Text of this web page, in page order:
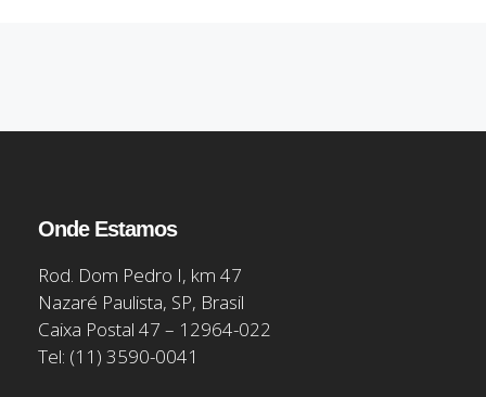
Onde Estamos
Rod. Dom Pedro I, km 47
Nazaré Paulista, SP, Brasil
Caixa Postal 47 – 12964-022
Tel: (11) 3590-0041